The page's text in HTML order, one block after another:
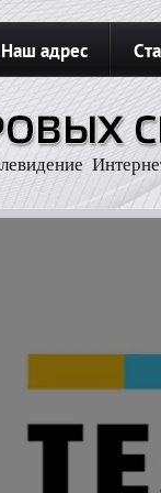
Наш адрес
Карта сайта